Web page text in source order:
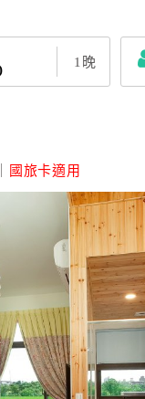
1 晚
國旅卡適用